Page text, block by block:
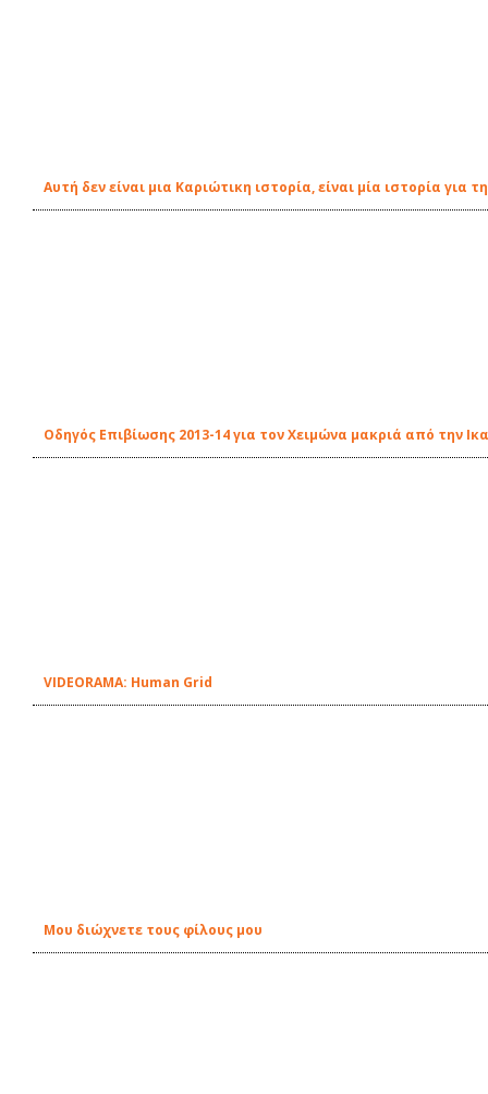
Αυτή δεν είναι μια Καριώτικη ιστορία, είναι μία ιστορία για
Οδηγός Επιβίωσης 2013-14 για τον Χειμώνα μακριά από την
VIDEORAMA: Human Grid
Μου διώχνετε τους φίλους μου